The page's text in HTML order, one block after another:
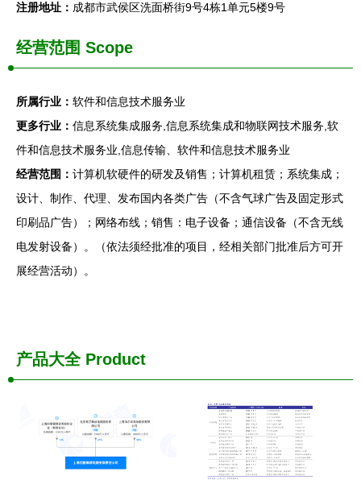
注册地址： 成都市武侯区洗面桥街9号4栋1单元5楼9号
经营范围 Scope
所属行业： 软件和信息技术服务业
更多行业： 信息系统集成服务,信息系统集成和物联网技术服务,软
件和信息技术服务业,信息传输、软件和信息技术服务业
经营范围： 计算机软硬件的研发及销售；计算机租赁；系统集成；
设计、制作、代理、发布国内各类广告（不含气球广告及固定形式
印刷品广告）；网络布线；销售：电子设备；通信设备（不含无线
电发射设备）。（依法须经批准的项目，经相关部门批准后方可开
展经营活动）。
产品大全Product